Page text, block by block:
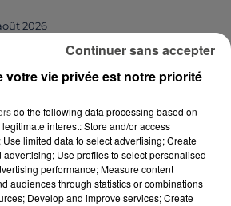
2026
: POURQUOI LES
D'EAU
DES RAYONS...
2026
SAINEMENT COÛTE 25 %
CHER QU'IL Y A CINQ ANS,
L’ONU
2026
votre vie privée est notre priorité
do the following data processing based on
interest: Store and/or access
limited data to select advertising; Create
Use profiles to select personalised
performance; Measure content
audiences through statistics or combinations
Develop and improve services; Create
Continuer sans accepter